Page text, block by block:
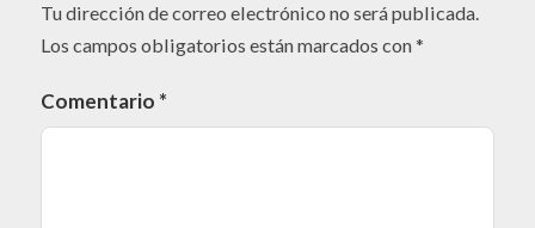
Tu dirección de correo electrónico no será publicada.
Los campos obligatorios están marcados con*
Comentario *